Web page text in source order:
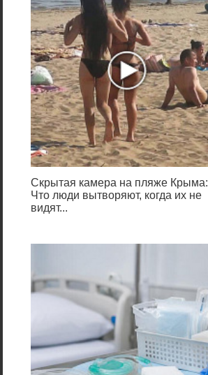
Скрытая камера на пляже Крыма:
Что люди вытворяют, когда их не
видят...